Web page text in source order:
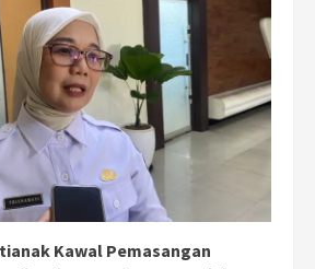
Kawal Pemasangan